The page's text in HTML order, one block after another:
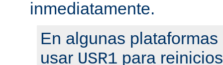
inmediatamente.
En algunas
usar USR1 para